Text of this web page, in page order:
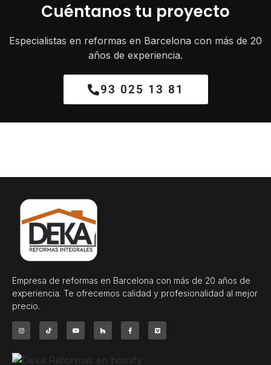
Cuéntanos tu proyecto
Especialistas en reformas en Barcelona con más de 20
años de experiencia.
93 025 13 81
Empresa de reformas en Barcelona con más de 20 años de
experiencia. Te ofrecemos calidad y profesionalidad al mejor
precio.